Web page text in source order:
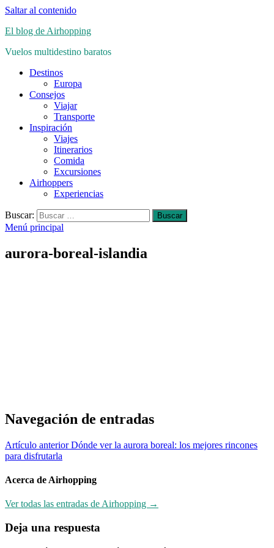
Saltar al contenido
El blog de Airhopping
Vuelos multidestino baratos
Destinos
Europa
Consejos
Viajar
Transporte
Inspiración
Viajes
Itinerarios
Comida
Excursiones
Airhoppers
Experiencias
Buscar:
Menú principal
aurora-boreal-islandia
Navegación de entradas
Artículo anterior Dónde ver la aurora boreal: los mejores rincones
para disfrutarla
Acerca de Airhopping
Ver todas las entradas de Airhopping →
Deja una respuesta